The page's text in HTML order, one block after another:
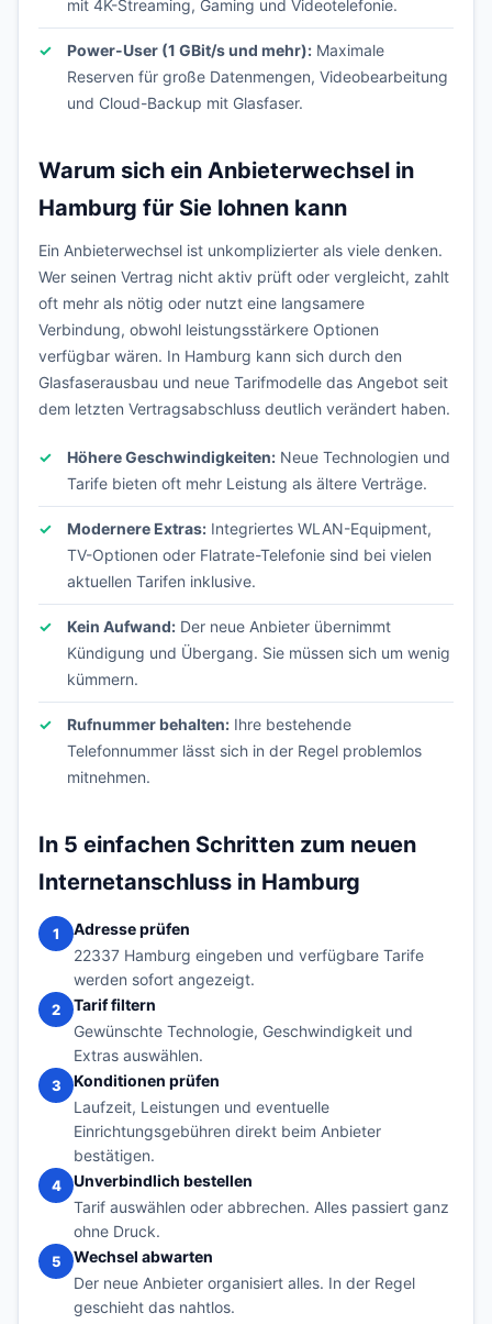
mit 4K-Streaming, Gaming und Videotelefonie.
Power-User (1 GBit/s und mehr): Maximale
Reserven für große Datenmengen, Videobearbeitung
und Cloud-Backup mit Glasfaser.
Warum sich ein Anbieterwechsel in
Hamburg für Sie lohnen kann
Ein Anbieterwechsel ist unkomplizierter als viele denken.
Wer seinen Vertrag nicht aktiv prüft oder vergleicht, zahlt
oft mehr als nötig oder nutzt eine langsamere
Verbindung, obwohl leistungsstärkere Optionen
verfügbar wären. In Hamburg kann sich durch den
Glasfaserausbau und neue Tarifmodelle das Angebot seit
dem letzten Vertragsabschluss deutlich verändert haben.
Höhere Geschwindigkeiten: Neue Technologien und
Tarife bieten oft mehr Leistung als ältere Verträge.
Modernere Extras: Integriertes WLAN-Equipment,
TV-Optionen oder Flatrate-Telefonie sind bei vielen
aktuellen Tarifen inklusive.
Kein Aufwand: Der neue Anbieter übernimmt
Kündigung und Übergang. Sie müssen sich um wenig
kümmern.
Rufnummer behalten: Ihre bestehende
Telefonnummer lässt sich in der Regel problemlos
mitnehmen.
In 5 einfachen Schritten zum neuen
Internetanschluss in Hamburg
1
Adresse prüfen
22337 Hamburg eingeben und verfügbare Tarife
werden sofort angezeigt.
2
Tarif filtern
Gewünschte Technologie, Geschwindigkeit und
Extras auswählen.
3
Konditionen prüfen
Laufzeit, Leistungen und eventuelle
Einrichtungsgebühren direkt beim Anbieter
bestätigen.
4
Unverbindlich bestellen
Tarif auswählen oder abbrechen. Alles passiert ganz
ohne Druck.
5
Wechsel abwarten
Der neue Anbieter organisiert alles. In der Regel
geschieht das nahtlos.